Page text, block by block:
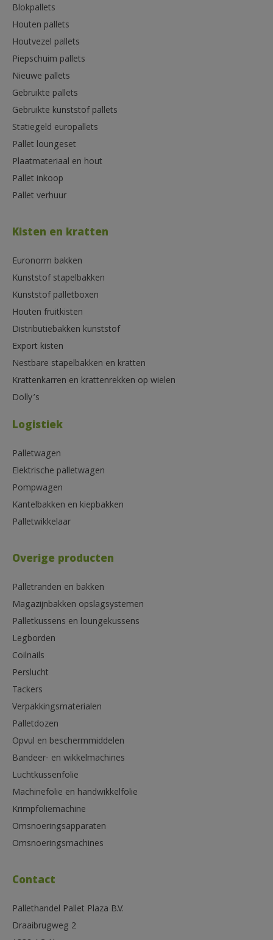
Blokpallets
Houten pallets
Houtvezel pallets
Piepschuim pallets
Nieuwe pallets
Gebruikte pallets
Gebruikte kunststof pallets
Statiegeld europallets
Pallet loungeset
Plaatmateriaal en hout
Pallet inkoop
Pallet verhuur
Kisten en kratten
Euronorm bakken
Kunststof stapelbakken
Kunststof palletboxen
Houten fruitkisten
Distributiebakken kunststof
Export kisten
Nestbare stapelbakken en kratten
Krattenkarren en krattenrekken op wielen
Dolly’s
Logistiek
Palletwagen
Elektrische palletwagen
Pompwagen
Kantelbakken en kiepbakken
Palletwikkelaar
Overige producten
Palletranden en bakken
Magazijnbakken opslagsystemen
Palletkussens en loungekussens
Legborden
Coilnails
Perslucht
Tackers
Verpakkingsmaterialen
Palletdozen
Opvul en beschermmiddelen
Bandeer- en wikkelmachines
Luchtkussenfolie
Machinefolie en handwikkelfolie
Krimpfoliemachine
Omsnoeringsapparaten
Omsnoeringsmachines
Contact
Pallethandel Pallet Plaza B.V.
Draaibrugweg 2